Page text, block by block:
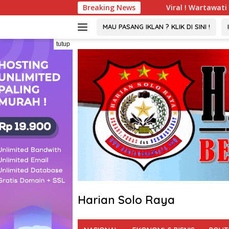
ke
Breaking News
Viral ! Wartawati 22 Tahun Jadi Peserta
MAU PASANG IKLAN ? KLIK DI SINI !
tutup
Harian Solo Raya
Tegas